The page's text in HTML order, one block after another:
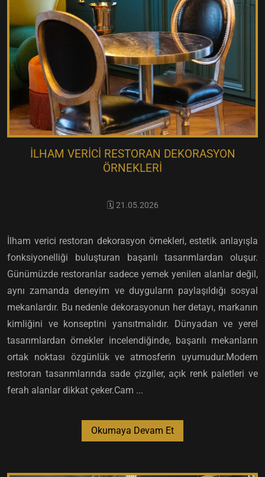
İLHAM VERICI RESTORAN DEKORASYON
ÖRNEKLERI
🗓️ 21.05.2026
İlham verici restoran dekorasyon örnekleri, estetik anlayışla
fonksiyonelliği buluşturan başarılı tasarımlardan oluşur.
Günümüzde restoranlar sadece yemek yenilen alanlar değil,
aynı zamanda deneyim ve duyguların paylaşıldığı sosyal
mekanlardır. Bu nedenle dekorasyonun her detayı, markanın
kimliğini ve konseptini yansıtmalıdır. Dünyadan ve yerel
tasarımlardan örnekler incelendiğinde, başarılı mekanların
ortak noktası özgünlük ve atmosferin uyumudur.Modern
restoran tasarımlarında sade çizgiler, açık renk paletleri ve
ferah alanlar dikkat çeker.Cam ...
Okumaya Devam Et